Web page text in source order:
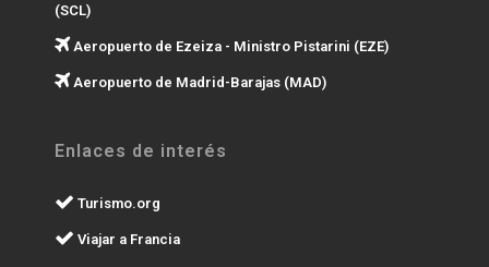
(SCL)
Aeropuerto de Ezeiza - Ministro Pistarini (EZE)
Aeropuerto de Madrid-Barajas (MAD)
Enlaces de interés
Turismo.org
Viajar a Francia